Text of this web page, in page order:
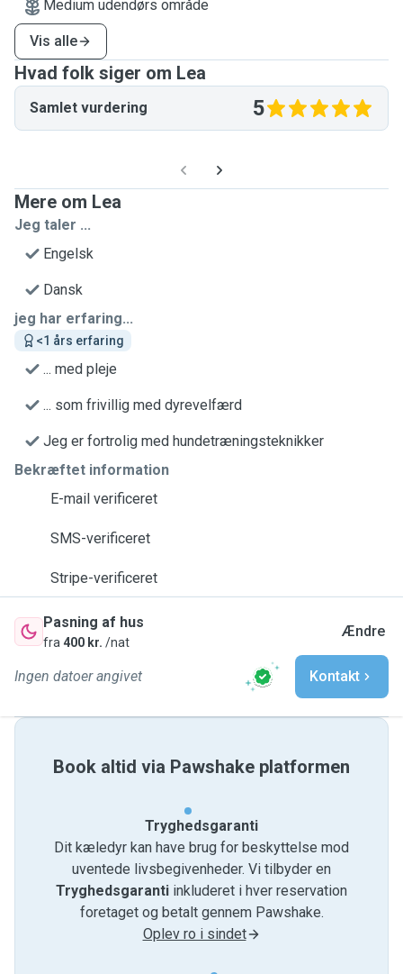
Medium udendørs område
Vis alle
Hvad folk siger om Lea
Samlet vurdering 5
Mere om Lea
Jeg taler ...
Engelsk
Dansk
jeg har erfaring...
<1 års erfaring
... med pleje
... som frivillig med dyrevelfærd
Jeg er fortrolig med hundetræningsteknikker
Bekræftet information
E-mail verificeret
SMS-verificeret
Stripe-verificeret
Pasning af hus
fra 400 kr. /nat
Ændre
Ingen datoer angivet Kontakt
Book altid via Pawshake platformen
Tryghedsgaranti
Dit kæledyr kan have brug for beskyttelse mod
uventede livsbegivenheder. Vi tilbyder en
Tryghedsgaranti inkluderet i hver reservation
foretaget og betalt gennem Pawshake.
Oplev ro i sindet